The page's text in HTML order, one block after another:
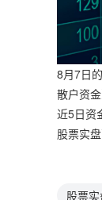
8月7日
散户资
近5日资
股票实
股票